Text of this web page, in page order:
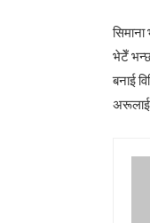
भेटेँ
बनाई
अरूलाई